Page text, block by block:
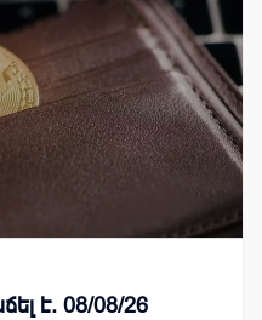
է. 08/08/26